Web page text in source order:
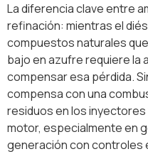
La diferencia clave entre
refinación: mientras el
compuestos naturales
bajo en azufre requiere la
compensar esa pérdida.
compensa con una
residuos en los
motor, especialmente en
generación con controles